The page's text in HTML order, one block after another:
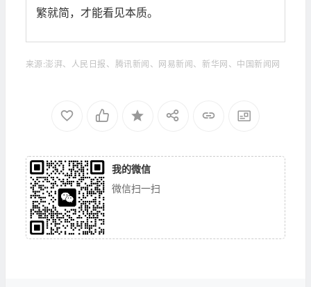
繁就简，才能看见本质。
来源:澎湃、人民日报、腾讯新闻、网易新闻、新华网、中国新闻网
我的微信
微信扫一扫